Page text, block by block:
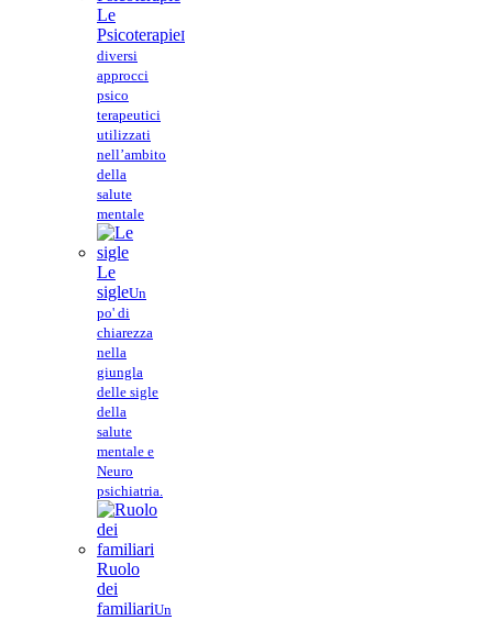
Le
PsicoterapieI
diversi
approcci
psico
terapeutici
utilizzati
nell’ambito
della
salute
mentale
Le
sigleUn
po' di
chiarezza
nella
giungla
delle sigle
della
salute
mentale e
Neuro
psichiatria.
Ruolo
dei
familiariUn